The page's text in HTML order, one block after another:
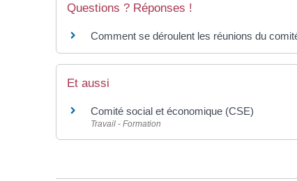
Questions ? Réponses !
Comment se déroulent les réunions du
Et aussi
Comité social et économique (CSE)
Travail - Formation